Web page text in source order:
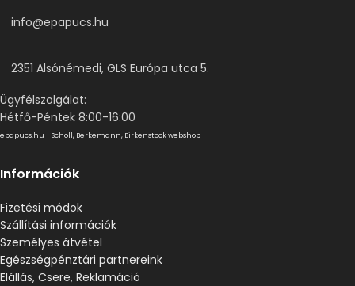
info@epapucs.hu
2351 Alsónémedi, GLS Európa utca 5.
Ügyfélszolgálat:
Hétfő-Péntek 8:00-16:00
epapucs.hu - Scholl, Berkemann, Birkenstock webshop
Információk
Fizetési módok
Szállítási információk
Személyes átvétel
Egészségpénztári partnereink
Elállás, Csere, Reklamáció